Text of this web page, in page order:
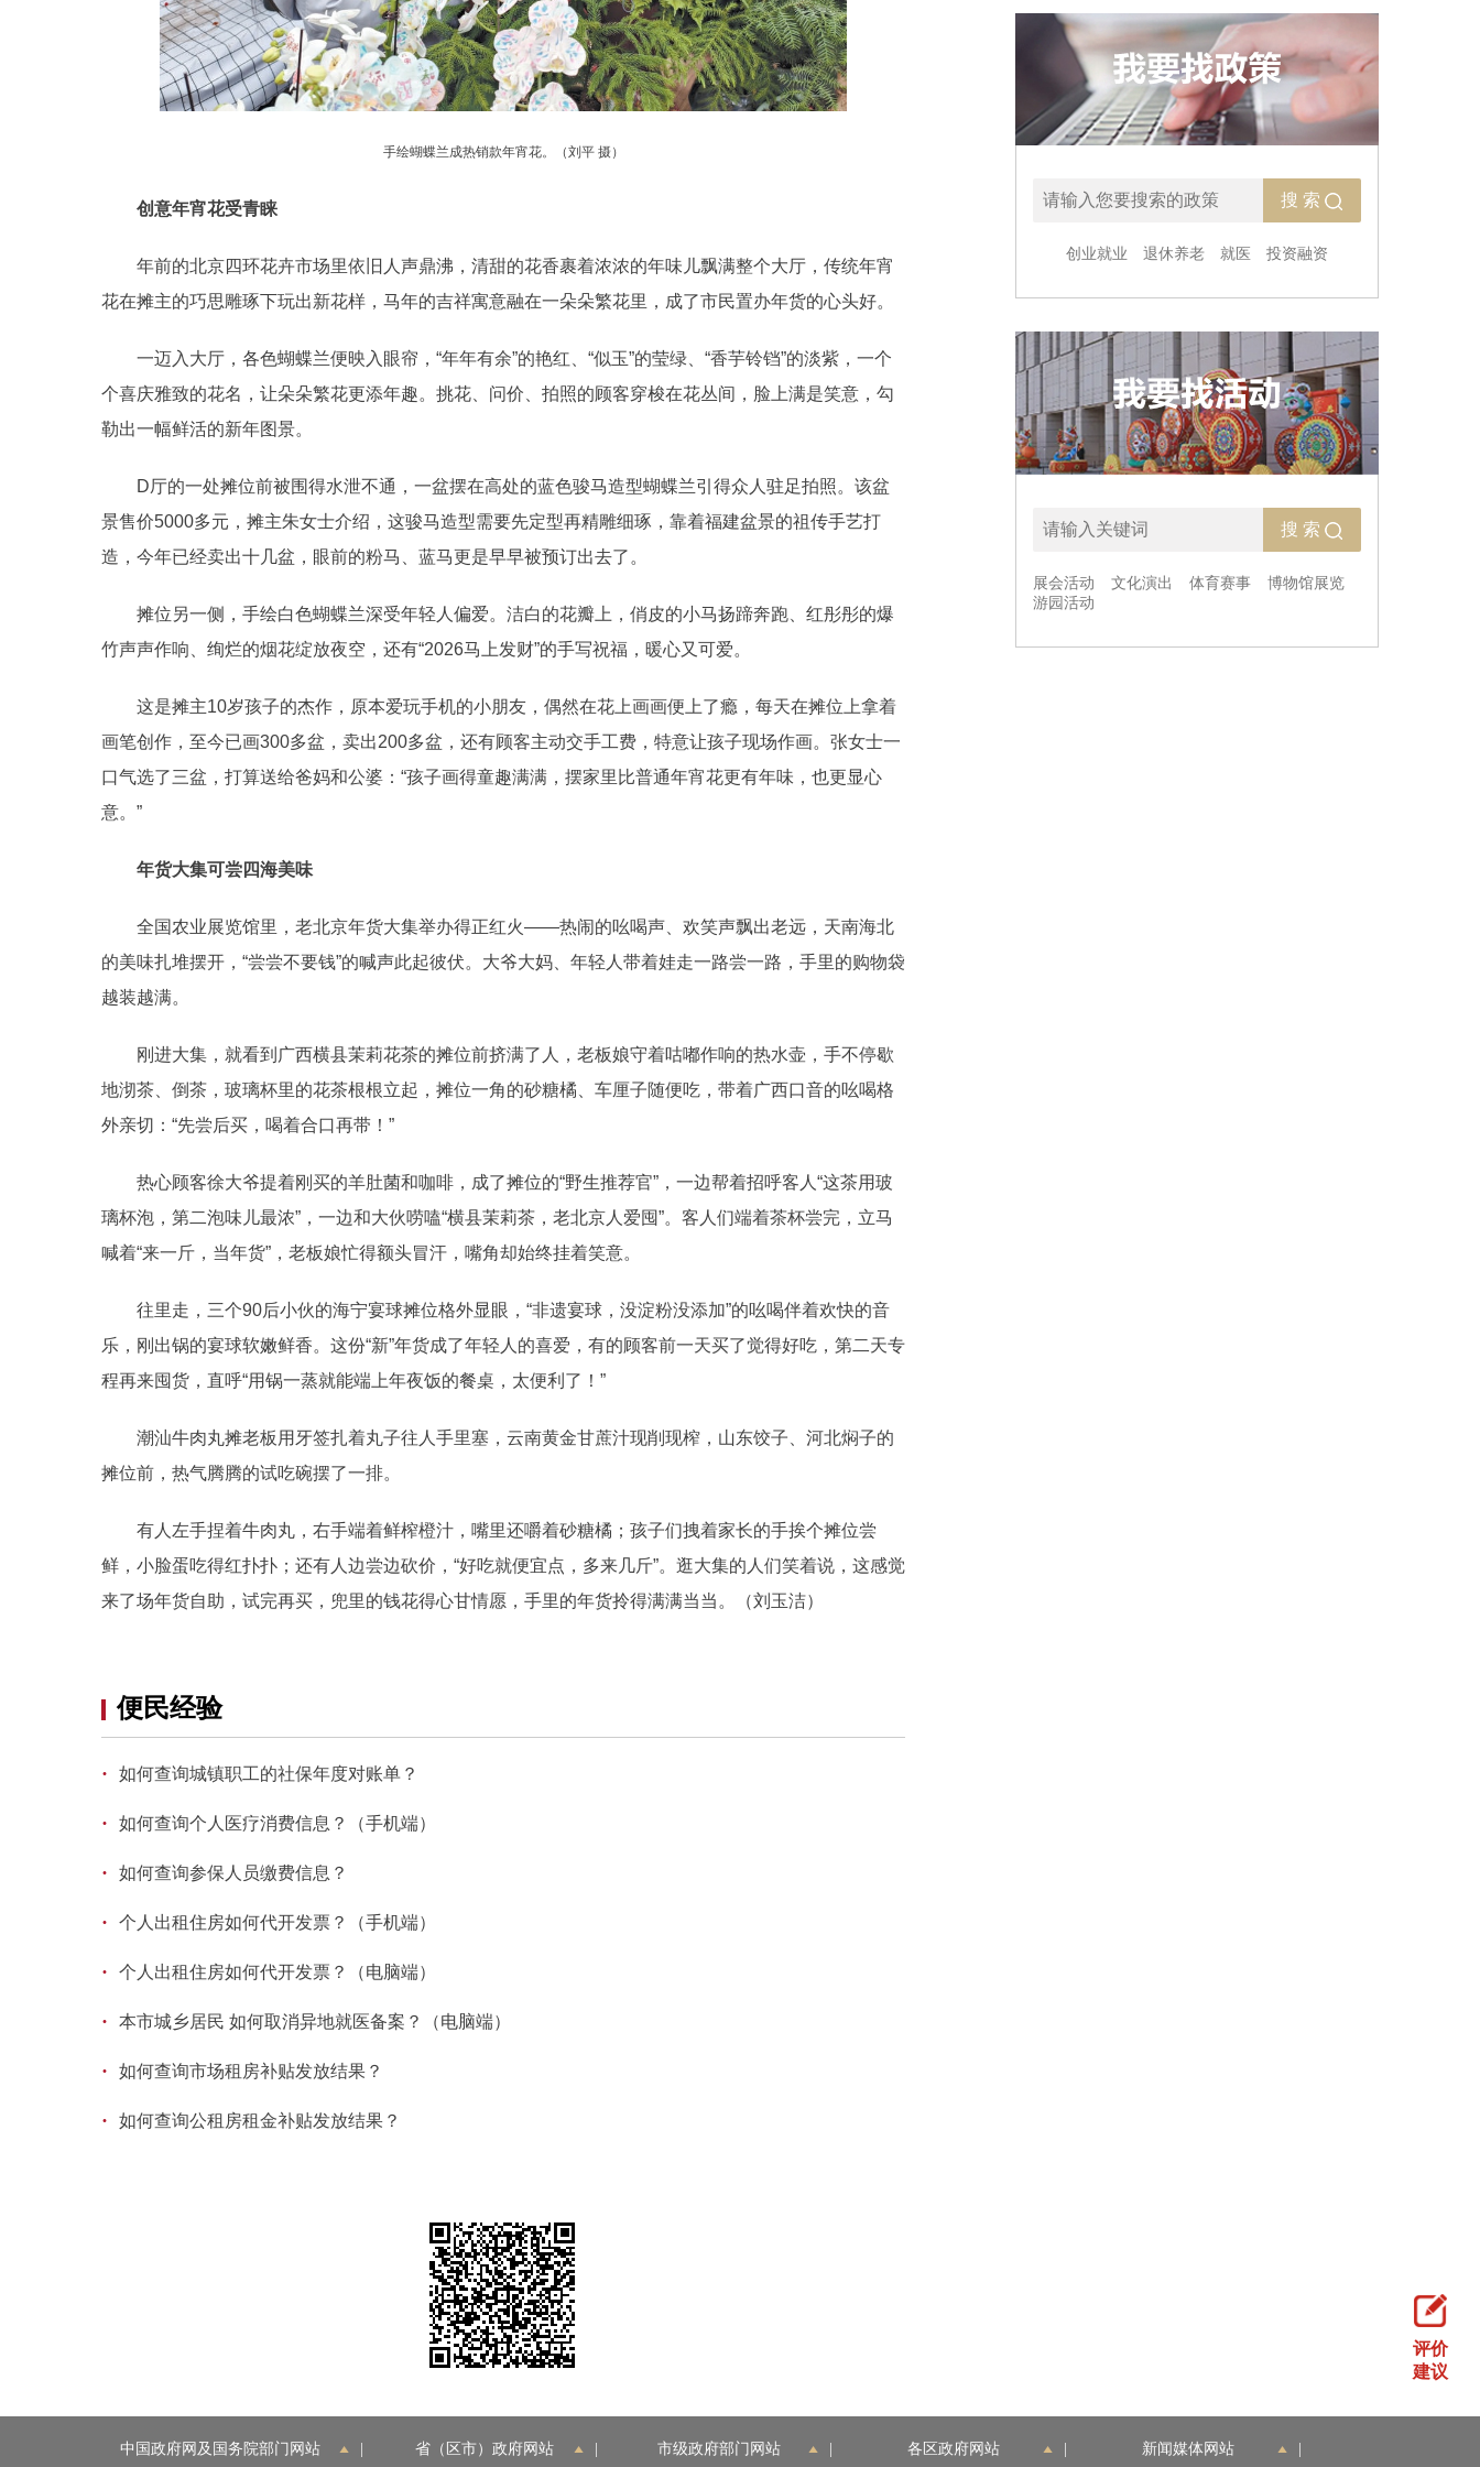
手绘蝴蝶兰成热销款年宵花。（刘平 摄）
创意年宵花受青睐
年前的北京四环花卉市场里依旧人声鼎沸，清甜的花香裹着浓浓的年味儿飘满整个大厅，传统年宵
花在摊主的巧思雕琢下玩出新花样，马年的吉祥寓意融在一朵朵繁花里，成了市民置办年货的心头好。
一迈入大厅，各色蝴蝶兰便映入眼帘，“年年有余”的艳红、“似玉”的莹绿、“香芋铃铛”的淡紫，一个
个喜庆雅致的花名，让朵朵繁花更添年趣。挑花、问价、拍照的顾客穿梭在花丛间，脸上满是笑意，勾
勒出一幅鲜活的新年图景。
D厅的一处摊位前被围得水泄不通，一盆摆在高处的蓝色骏马造型蝴蝶兰引得众人驻足拍照。该盆
景售价5000多元，摊主朱女士介绍，这骏马造型需要先定型再精雕细琢，靠着福建盆景的祖传手艺打
造，今年已经卖出十几盆，眼前的粉马、蓝马更是早早被预订出去了。
摊位另一侧，手绘白色蝴蝶兰深受年轻人偏爱。洁白的花瓣上，俏皮的小马扬蹄奔跑、红彤彤的爆
竹声声作响、绚烂的烟花绽放夜空，还有“2026马上发财”的手写祝福，暖心又可爱。
这是摊主10岁孩子的杰作，原本爱玩手机的小朋友，偶然在花上画画便上了瘾，每天在摊位上拿着
画笔创作，至今已画300多盆，卖出200多盆，还有顾客主动交手工费，特意让孩子现场作画。张女士一
口气选了三盆，打算送给爸妈和公婆：“孩子画得童趣满满，摆家里比普通年宵花更有年味，也更显心
意。”
年货大集可尝四海美味
全国农业展览馆里，老北京年货大集举办得正红火——热闹的吆喝声、欢笑声飘出老远，天南海北
的美味扎堆摆开，“尝尝不要钱”的喊声此起彼伏。大爷大妈、年轻人带着娃走一路尝一路，手里的购物袋
越装越满。
刚进大集，就看到广西横县茉莉花茶的摊位前挤满了人，老板娘守着咕嘟作响的热水壶，手不停歇
地沏茶、倒茶，玻璃杯里的花茶根根立起，摊位一角的砂糖橘、车厘子随便吃，带着广西口音的吆喝格
外亲切：“先尝后买，喝着合口再带！”
热心顾客徐大爷提着刚买的羊肚菌和咖啡，成了摊位的“野生推荐官”，一边帮着招呼客人“这茶用玻
璃杯泡，第二泡味儿最浓”，一边和大伙唠嗑“横县茉莉茶，老北京人爱囤”。客人们端着茶杯尝完，立马
喊着“来一斤，当年货”，老板娘忙得额头冒汗，嘴角却始终挂着笑意。
往里走，三个90后小伙的海宁宴球摊位格外显眼，“非遗宴球，没淀粉没添加”的吆喝伴着欢快的音
乐，刚出锅的宴球软嫩鲜香。这份“新”年货成了年轻人的喜爱，有的顾客前一天买了觉得好吃，第二天专
程再来囤货，直呼“用锅一蒸就能端上年夜饭的餐桌，太便利了！”
潮汕牛肉丸摊老板用牙签扎着丸子往人手里塞，云南黄金甘蔗汁现削现榨，山东饺子、河北焖子的
摊位前，热气腾腾的试吃碗摆了一排。
有人左手捏着牛肉丸，右手端着鲜榨橙汁，嘴里还嚼着砂糖橘；孩子们拽着家长的手挨个摊位尝
鲜，小脸蛋吃得红扑扑；还有人边尝边砍价，“好吃就便宜点，多来几斤”。逛大集的人们笑着说，这感觉
来了场年货自助，试完再买，兜里的钱花得心甘情愿，手里的年货拎得满满当当。
（刘玉洁）
便民经验
· 如何查询城镇职工的社保年度对账单？
· 如何查询个人医疗消费信息？（手机端）
· 如何查询参保人员缴费信息？
· 个人出租住房如何代开发票？（手机端）
· 个人出租住房如何代开发票？（电脑端）
· 本市城乡居民 如何取消异地就医备案？（电脑端）
· 如何查询市场租房补贴发放结果？
· 如何查询公租房租金补贴发放结果？
评价
建议
中国政府网及国务院部门网站 省（区市）政府网站 市级政府部门网站 各区政府网站 新闻媒体网站